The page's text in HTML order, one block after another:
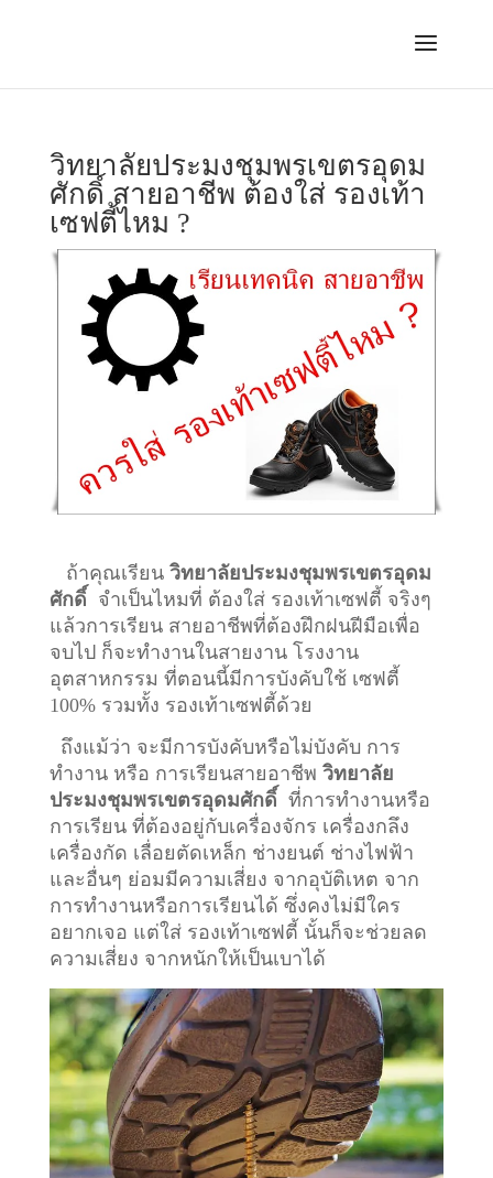
วิทยาลัยประมงชุมพรเขตรอุดม
ศักดิ์ สายอาชีพ ต้องใส่ รองเท้า
เซฟตี้ไหม ?
ถ้าคุณเรียน วิทยาลัยประมงชุมพรเขตรอุดม
ศักดิ์ จำเป็นไหมที่ ต้องใส่ รองเท้าเซฟตี้ จริงๆ
แล้วการเรียน สายอาชีพที่ต้องฝึกฝนฝีมือเพื่อ
จบไป ก็จะทำงานในสายงาน โรงงาน
อุตสาหกรรม ที่ตอนนี้มีการบังคับใช้ เซฟตี้
100% รวมทั้ง รองเท้าเซฟตี้ด้วย
ถึงแม้ว่า จะมีการบังคับหรือไม่บังคับ การ
ทำงาน หรือ การเรียนสายอาชีพ วิทยาลัย
ประมงชุมพรเขตรอุดมศักดิ์ ที่การทำงานหรือ
การเรียน ที่ต้องอยู่กับเครื่องจักร เครื่องกลึง
เครื่องกัด เลื่อยตัดเหล็ก ช่างยนต์ ช่างไฟฟ้า
และอื่นๆ ย่อมมีความเสี่ยง จากอุบัติเหต จาก
การทำงานหรือการเรียนได้ ซึ่งคงไม่มีใคร
อยากเจอ แต่ใส่ รองเท้าเซฟตี้ นั้นก็จะช่วยลด
ความเสี่ยง จากหนักให้เป็นเบาได้